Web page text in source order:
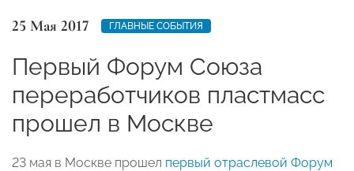
25 Мая 2017 ГЛАВНЫЕ СОБЫТИЯ
Первый Форум Союза
переработчиков пластмасс
прошел в Москве
23 мая в Москве прошел первый отраслевой Форум